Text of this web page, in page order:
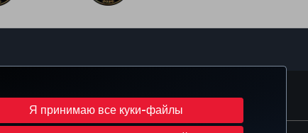
Я принимаю все куки-файлы